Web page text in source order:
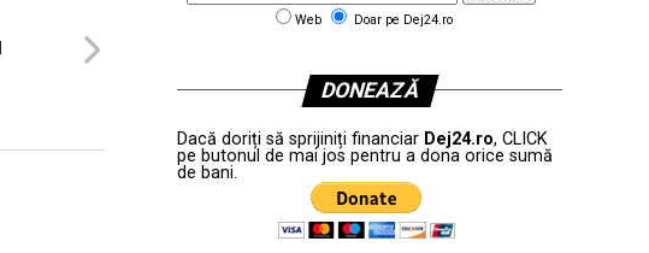
Web Doar pe Dej24.ro
DONEAZĂ
Dacă doriți să sprijiniți financiar Dej24.ro, CLICK
pe butonul de mai jos pentru a dona orice sumă
de bani.